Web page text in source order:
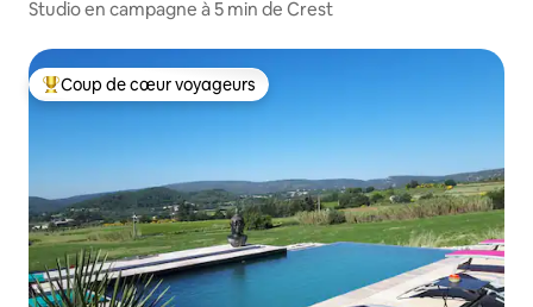
Studio en campagne à 5 min de Crest
Coup de cœur voyageurs parmi les plus aimés
Coup de cœur voyageurs